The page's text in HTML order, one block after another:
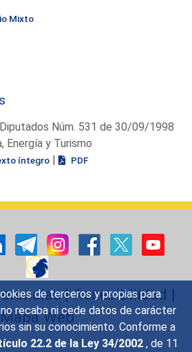
de terceros y propias para
recaba ni cede datos de carácter
sin su conocimiento. Conforme a
22.2 de la Ley 34/2002 , de 11
Mixto
Núm. 531 de 30/09/1998
Energía y Turismo
íntegro | PDF
|Accesibilidad |
Mapa Web